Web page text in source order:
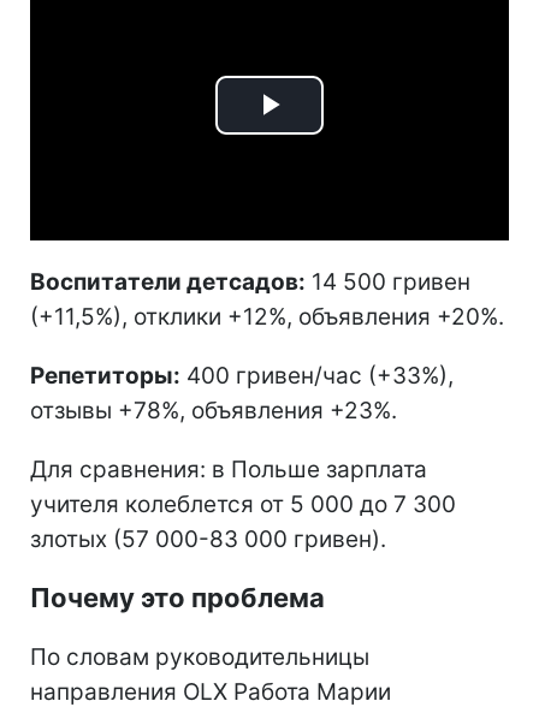
Play
Воспитатели детсадов: 14 500 гривен
(+11,5%), отклики +12%, объявления +20%.
Репетиторы: 400 гривен/час (+33%),
отзывы +78%, объявления +23%.
Для сравнения: в Польше зарплата
учителя колеблется от 5 000 до 7 300
злотых (57 000-83 000 гривен).
Почему это проблема
По словам руководительницы
направления OLX Работа Марии